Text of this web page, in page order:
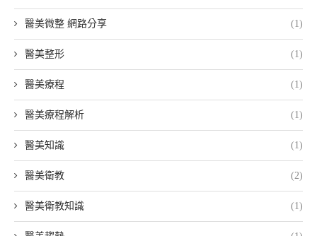
醫美微整 網路分享 (1)
醫美整形 (1)
醫美療程 (1)
醫美療程解析 (1)
醫美知識 (1)
醫美衛教 (2)
醫美衛教知識 (1)